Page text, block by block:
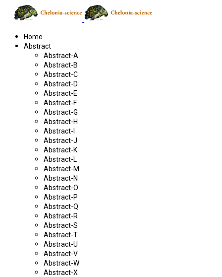
Home
Abstract
Abstract-A
Abstract-B
Abstract-C
Abstract-D
Abstract-E
Abstract-F
Abstract-G
Abstract-H
Abstract-I
Abstract-J
Abstract-K
Abstract-L
Abstract-M
Abstract-N
Abstract-O
Abstract-P
Abstract-Q
Abstract-R
Abstract-S
Abstract-T
Abstract-U
Abstract-V
Abstract-W
Abstract-X